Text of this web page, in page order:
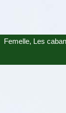
Femelle, Les